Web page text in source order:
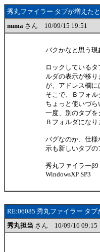
秀丸ファイラー タブが増えた
numa さん 10/09/15 19:51
バクかなと思う現
ロックしている
ルダの表示が移り
が、アドレス欄に
そこで、Ｂフォル
ちょっと使いづら
一度、別のタブ
Ｂフォルダになり
バグなのか、仕
示も新しいタブの
秀丸ファイラーβ9
WindowsXP SP3
RE:06085 秀丸ファイラー タブ
秀丸担当 さん 10/09/16 09:15